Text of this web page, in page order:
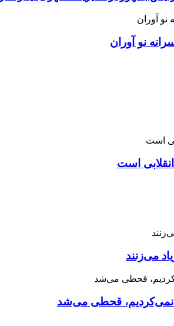
نو آوران
است
نمی‌کردیم، قحطی می‌شد